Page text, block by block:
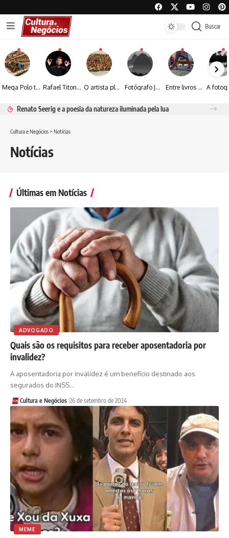
Buscar
Mega Polo transforma lançamento de coleção em plataforma nacional de negócios e projeta crescimento de mais de 15% Rafael Titonelly leva magia e acolhimento a crianças em tratamento oncológico em Juiz de Fora O artista plástico Jorge Luiz transforma sustentabilidade e criatividade em arte contemporânea Fotógrafo José Roberto apresenta um olhar sensível sobre arquitetura, formas e luz na fotografia Entre livros e fotografia autoral, Sebastião Reis consolida uma trajetória marcada pelo olhar artístico
Renato Seerig e a poesia da natureza iluminada pela lua
Cultura e Negócios> Notícias
Notícias
Últimas em Notícias
ADVOGADO
Quais são os requisitos para receber aposentadoria por
invalidez?
A aposentadoria por invalidez é um benefício destinado aos
segurados do INSS…
Cultura e Negócios 26 de setembro de 2024
MEME